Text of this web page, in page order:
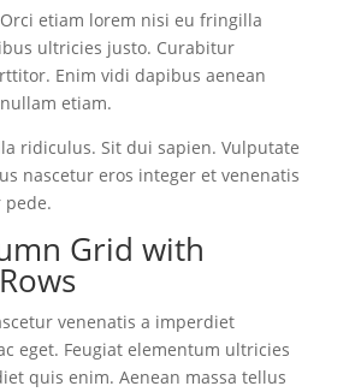
etiam lorem nisi eu fringilla
ultricies justo. Curabitur
Enim vidi dapibus aenean
etiam.
ridiculus. Sit dui sapien. Vulputate
nascetur eros integer et venenatis
Grid with
venenatis a imperdiet
eget. Feugiat elementum ultricies
quis enim. Aenean massa tellus